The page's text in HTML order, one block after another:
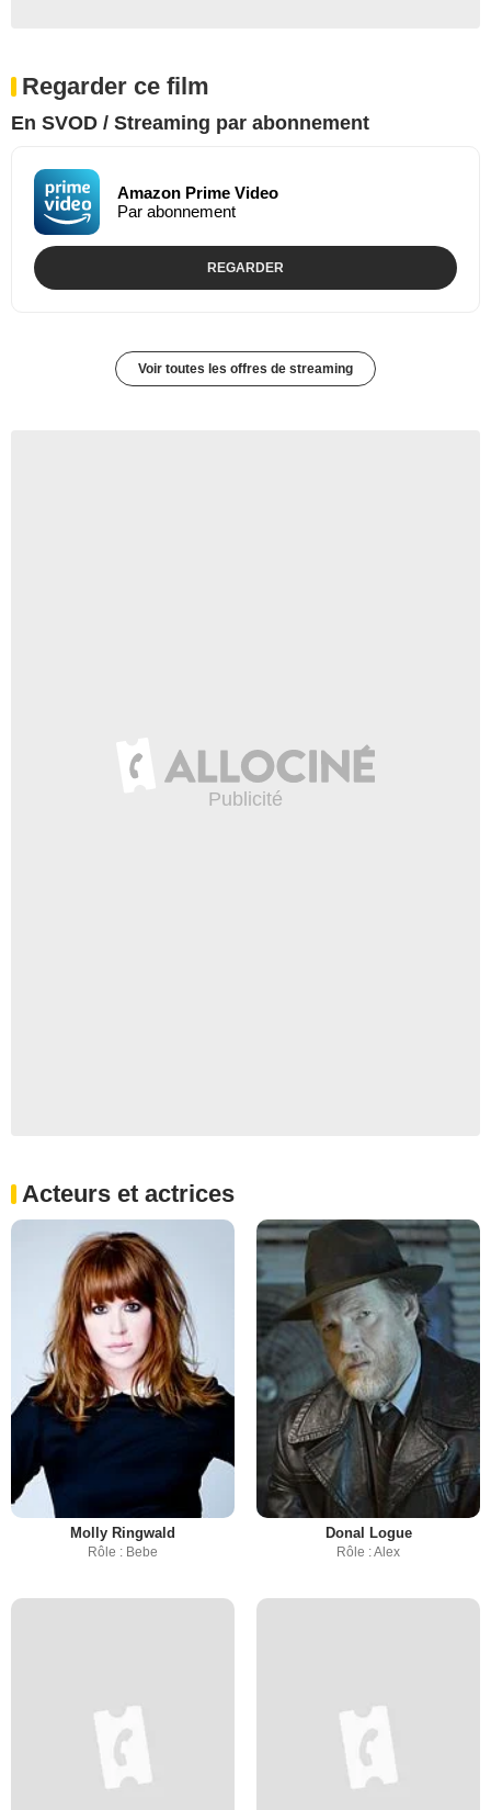
Regarder ce film
En SVOD / Streaming par abonnement
Amazon Prime Video
Par abonnement
REGARDER
Voir toutes les offres de streaming
Acteurs et actrices
Molly Ringwald
Rôle : Bebe
Donal Logue
Rôle : Alex